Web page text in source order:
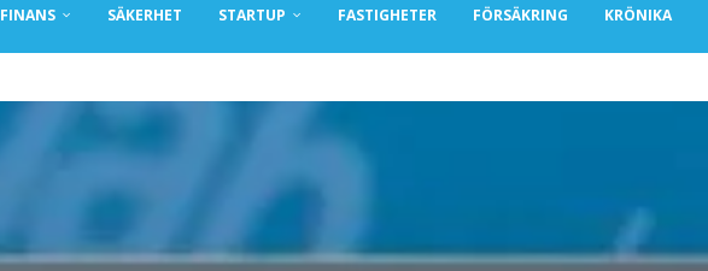
FINANS SÄKERHET STARTUP FASTIGHETER FÖRSÄKRING KRÖNIKA